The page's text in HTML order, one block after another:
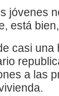
jóvenes
está
casi una
a las